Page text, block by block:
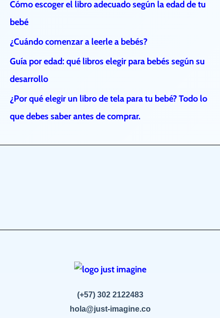
o
r
Cómo escoger el libro adecuado según la edad de tu
bebé
¿Cuándo comenzar a leerle a bebés?
Guía por edad: qué libros elegir para bebés según su
desarrollo
¿Por qué elegir un libro de tela para tu bebé? Todo lo
que debes saber antes de comprar.
(+57) 302 2122483
hola@just-imagine.co